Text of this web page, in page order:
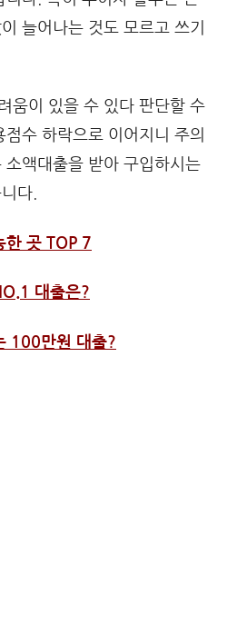
늘어나는 것도 모르고 쓰기
움이 있을 수 있다 판단할 수
수 하락으로 이어지니 주의
액대출을 받아 구입하시는
다.
한 곳 TOP 7
대출은?
100만원 대출?